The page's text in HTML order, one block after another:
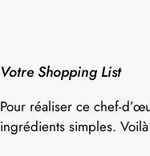
Votre Shopping List
Pour réaliser ce chef-
ingrédients simples.